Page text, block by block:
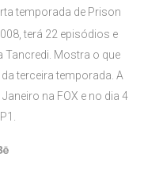
temporada de Prison
terá 22 episódios e
Tancredi. Mostra o que
terceira temporada. A
na FOX e no dia 4